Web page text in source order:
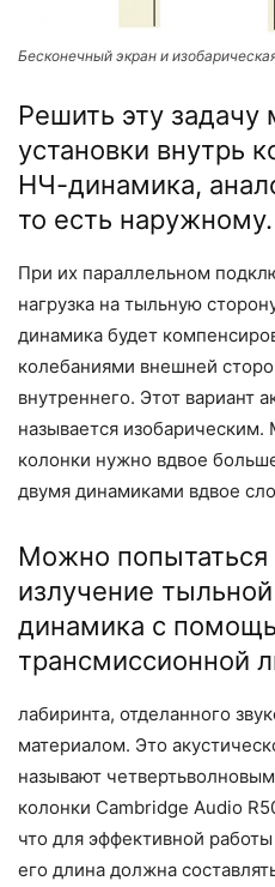
Бесконечный экран и
Решить эту
установки внутрь
НЧ-динамика,
то есть наружному.
При их параллельном
нагрузка на тыльную
динамика будет
колебаниями внешней
внутреннего. Этот вариант
называется
колонки нужно вдвое
двумя динамиками вдвое
Можно попытаться
излучение
динамика с
трансмиссионной
лабиринта, отделанного
материалом. Это
называют
колонки Cambridge Audio
что для эффективной
его длина должна